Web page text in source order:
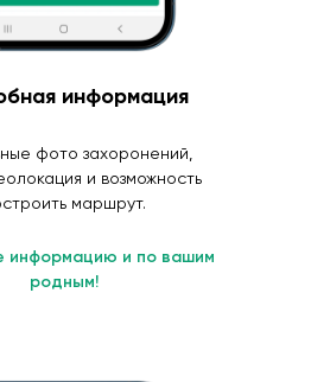
информация
фото захоронений,
и возможность
маршрут.
информацию и по вашим
родным!